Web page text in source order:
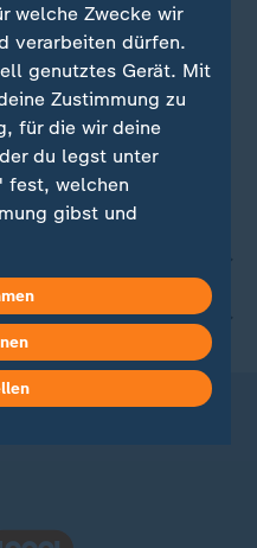
welche Zwecke wir
verarbeiten dürfen.
genutztes Gerät. Mit
Zustimmung zu
für die wir deine
du legst unter
fest, welchen
gibst und
oder ändern.
du in unserer